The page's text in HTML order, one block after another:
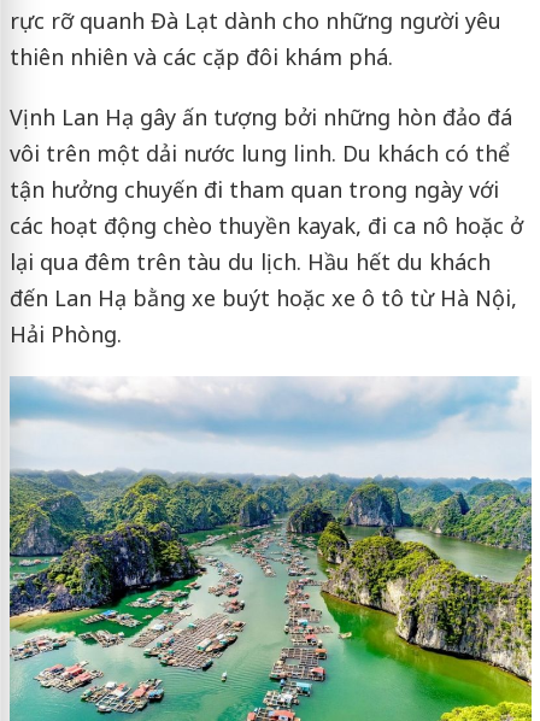
rực rỡ quanh Đà Lạt dành cho những người yêu
thiên nhiên và các cặp đôi khám phá.
Vịnh Lan Hạ gây ấn tượng bởi những hòn đảo đá
vôi trên một dải nước lung linh. Du khách có thể
tận hưởng chuyến đi tham quan trong ngày với
các hoạt động chèo thuyền kayak, đi ca nô hoặc ở
lại qua đêm trên tàu du lịch. Hầu hết du khách
đến Lan Hạ bằng xe buýt hoặc xe ô tô từ Hà Nội,
Hải Phòng.